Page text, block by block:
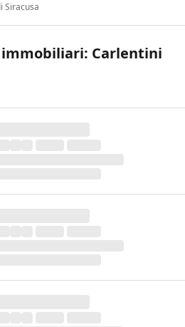
Siracusa
Carlentini